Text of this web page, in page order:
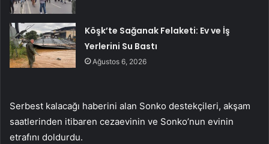
Köşk’te Sağanak Felaketi: Ev ve İş
Yerlerini Su Bastı
Ağustos 6, 2026
Serbest kalacağı haberini alan Sonko destekçileri, akşam
saatlerinden itibaren cezaevinin ve Sonko’nun evinin
etrafını doldurdu.